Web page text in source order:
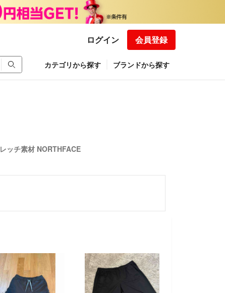
ログイン 会員登録
カテゴリから探す ブランドから探す
ッチ素材 NORTHFACE